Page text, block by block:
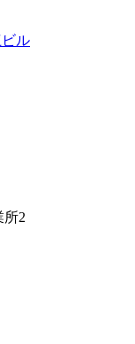
ル
所2